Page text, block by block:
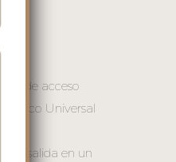
de acceso
o Saco Universal
salida en un